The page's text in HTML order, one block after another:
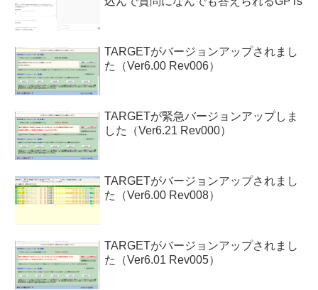
TARGETがバージョンアップされまし
た（Ver6.00 Rev006）
TARGETが緊急バージョンアップしま
した（Ver6.21 Rev000）
TARGETがバージョンアップされまし
た（Ver6.00 Rev008）
TARGETがバージョンアップされまし
た（Ver6.01 Rev005）